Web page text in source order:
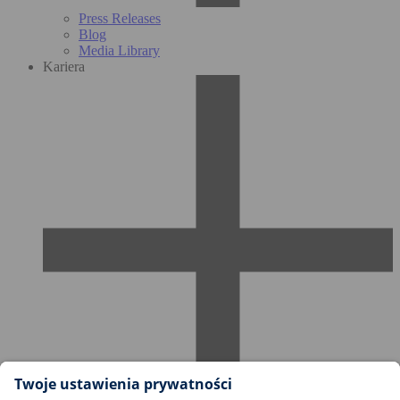
Press Releases
Blog
Media Library
Kariera